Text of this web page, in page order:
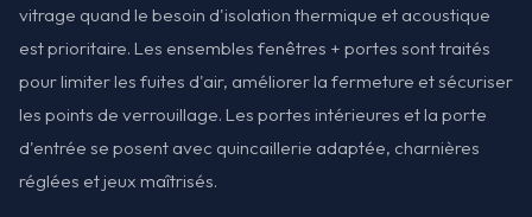
vitrage quand le besoin d'isolation thermique et acoustique
est prioritaire. Les ensembles fenêtres + portes sont traités
pour limiter les fuites d'air, améliorer la fermeture et sécuriser
les points de verrouillage. Les portes intérieures et la porte
d'entrée se posent avec quincaillerie adaptée, charnières
réglées et jeux maîtrisés.